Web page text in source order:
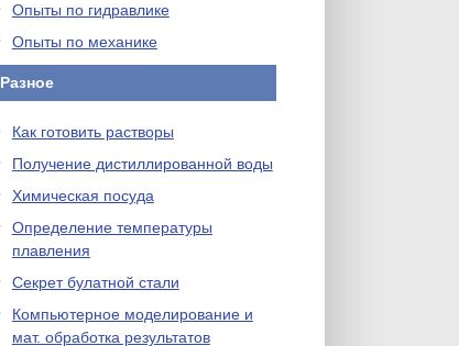
Опыты по гидравлике
Опыты по механике
Разное
Как готовить растворы
Получение дистиллированной воды
Химическая посуда
Определение температуры
плавления
Секрет булатной стали
Компьютерное моделирование и
мат. обработка результатов